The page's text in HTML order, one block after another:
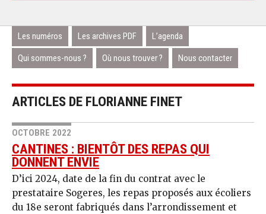
Les numéros Les archives PDF L’agenda
Qui sommes-nous ? Où nous trouver ? Nous contacter
ARTICLES DE FLORIANNE FINET
OCTOBRE 2022
CANTINES : BIENTÔT DES REPAS QUI
DONNENT ENVIE
D’ici 2024, date de la fin du contrat avec le
prestataire Sogeres, les repas proposés aux écoliers
du 18e seront fabriqués dans l’arrondissement et